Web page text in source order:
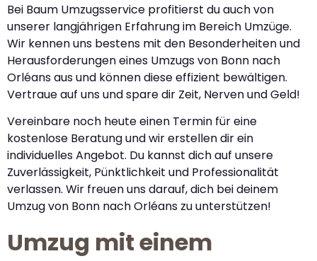
Bei Baum Umzugsservice profitierst du auch von
unserer langjährigen Erfahrung im Bereich Umzüge.
Wir kennen uns bestens mit den Besonderheiten und
Herausforderungen eines Umzugs von Bonn nach
Orléans aus und können diese effizient bewältigen.
Vertraue auf uns und spare dir Zeit, Nerven und Geld!
Vereinbare noch heute einen Termin für eine
kostenlose Beratung und wir erstellen dir ein
individuelles Angebot. Du kannst dich auf unsere
Zuverlässigkeit, Pünktlichkeit und Professionalität
verlassen. Wir freuen uns darauf, dich bei deinem
Umzug von Bonn nach Orléans zu unterstützen!
Umzug mit einem